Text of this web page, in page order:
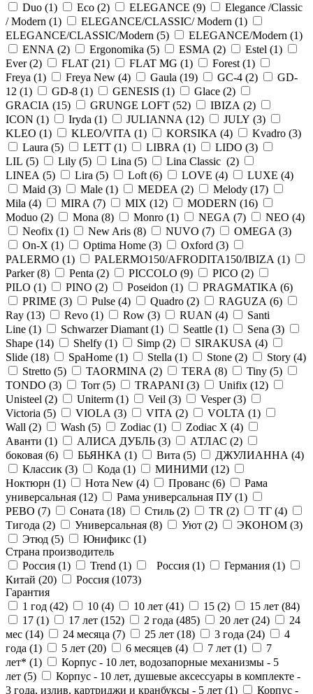
Duo (1) Eco (2) ELEGANCE (9)
Elegance /Classic
/ Modern (1) ELEGANCE/CLASSIC/ Modern (1)
ELEGANCE/CLASSIC/Modern (5) ELEGANCE/Modern (1)
ENNA (2) Ergonomika (5) ESMA (2) Estel (1)
Ever (2) FLAT (21) FLAT MG (1) Forest (1)
Freya (1) Freya New (4) Gaula (19) GC-4 (2)
GD-
12 (1) GD-8 (1) GENESIS (1) Glace (2)
GRACIA (15) GRUNGE LOFT (52) IBIZA (2)
ICON (1) Iryda (1) JULIANNA (12) JULY (3)
KLEO (1) KLEO/VITA (1) KORSIKA (4) Kvadro (3)
Laura (5) LETT (1) LIBRA (1) LIDO (3)
LIL (5) Lily (5) Lina (5) Lina Classic (2)
LINEA (5) Lira (5) Loft (6) LOVE (4) LUXE (4)
Maid (3) Male (1) MEDEA (2) Melody (17)
Mila (4) MIRA (7) MIX (12) MODERN (16)
Moduo (2) Mona (8) Monro (1) NEGA (7) NEO (4)
Neofix (1) New Aris (8) NUVO (7) OMEGA (3)
On-X (1) Optima Home (3) Oxford (3)
PALERMO (1) PALERMO150/AFRODITA150/IBIZA (1)
Parker (8) Penta (2) PICCOLO (9) PICO (2)
PILO (1) PINO (2) Poseidon (1) PRAGMATIKA (6)
PRIME (3) Pulse (4) Quadro (2) RAGUZA (6)
Ray (13) Revo (1) Row (3) RUAN (4)
Santi
Line (1) Schwarzer Diamant (1) Seattle (1) Sena (3)
Shape (14) Shelfy (1) Simp (2) SIRAKUSA (4)
Slide (18) SpaHome (1) Stella (1) Stone (2) Story (4)
Stretto (5) TAORMINA (2) TERA (8) Tiny (5)
TONDO (3) Torr (5) TRAPANI (3) Unifix (12)
Unisteel (2) Uniterm (1) Veil (3) Vesper (3)
Victoria (5) VIOLA (3) VITA (2) VOLTA (1)
Wall (2) Wash (5) Zodiac (1) Zodiac X (4)
Аванти (1) АЛИСА ДУБЛЬ (3) АТЛАС (2)
боковая (6) БЬЯНКА (1) Вита (5) ДЖУЛИАННА (4)
Классик (3) Кода (1) МИНИМИ (12)
Ноктюрн (1) Нота New (4) Прованс (6)
Рама
универсальная (12) Рама универсальная ПУ (1)
РЕВО (7) Соната (18) Стиль (2) ТR (2) ТГ (4)
Тигода (2) Универсальная (8) Уют (2) ЭКОНОМ (3)
Этюд (5) Юнификс (1)
Страна производитель
Россия (1) Trend (1) Россия (1) Германия (1)
Китай (20) Россия (1073)
Гарантия
1 год (42) 10 (4) 10 лет (41) 15 (2) 15 лет (84)
17 (1) 17 лет (152) 2 года (485) 20 лет (24)
24
мес (14) 24 месяца (7) 25 лет (18) 3 года (24)
4
года (1) 5 лет (20) 6 месяцев (4) 7 лет (1)
7
лет* (1)
Корпус - 10 лет, водозапорные механизмы - 5
лет (5)
Корпус - 10 лет, душевые аксессуары в комплекте -
3 года, излив, картриджи и кранбуксы - 5 лет (1) Корпус -